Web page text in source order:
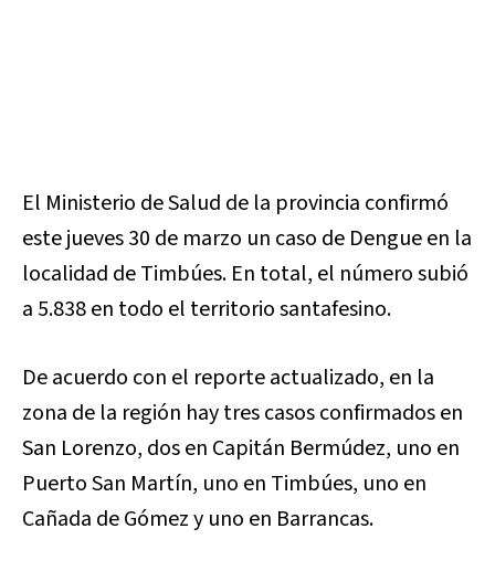
El Ministerio de Salud de la provincia confirmó
este jueves 30 de marzo un caso de Dengue en la
localidad de Timbúes. En total, el número subió
a 5.838 en todo el territorio santafesino.
De acuerdo con el reporte actualizado, en la
zona de la región hay tres casos confirmados en
San Lorenzo, dos en Capitán Bermúdez, uno en
Puerto San Martín, uno en Timbúes, uno en
Cañada de Gómez y uno en Barrancas.